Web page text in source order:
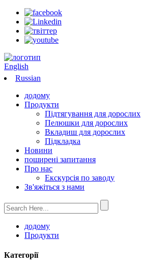
English
Russian
додому
Продукти
Підтягування для дорослих
Пелюшки для дорослих
Вкладиш для дорослих
Підкладка
Новини
поширені запитання
Про нас
Екскурсія по заводу
Зв'яжіться з нами
додому
Продукти
Категорії